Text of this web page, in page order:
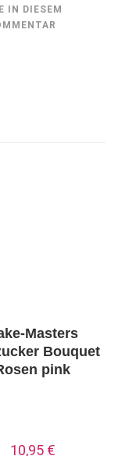
IN DIESEM
Masters
Bouquet
pink
10,95 €